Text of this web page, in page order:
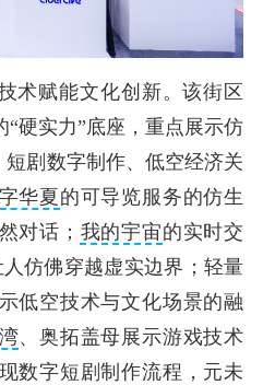
术赋能文化创新。该街区
硬实力”底座，重点展示仿
剧数字制作、低空经济关
华夏 的可导览服务的仿生
对话； 我的宇宙的实时交
仿佛穿越虚实边界；轻量
低空技术与文化场景的融
、奥拓盖母展示游戏技术
数字短剧制作流程，元未